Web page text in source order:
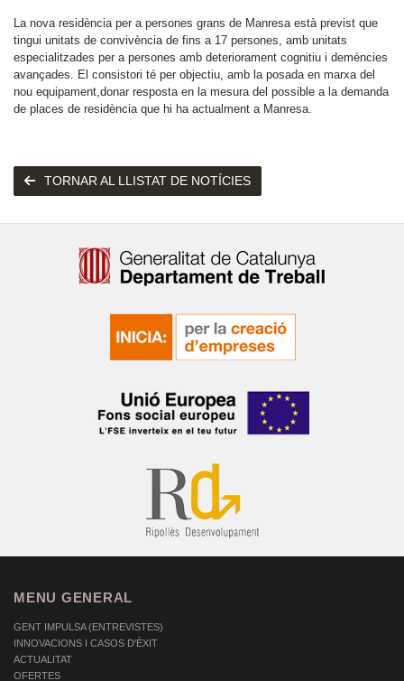
La nova residència per a persones grans de Manresa està previst que
tingui unitats de convivència de fins a 17 persones, amb unitats
especialitzades per a persones amb deteriorament cognitiu i demències
avançades. El consistori té per objectiu, amb la posada en marxa del
nou equipament,donar resposta en la mesura del possible a la demanda
de places de residència que hi ha actualment a Manresa.
TORNAR AL LLISTAT DE NOTÍCIES
MENU GENERAL
GENT IMPULSA (ENTREVISTES)
INNOVACIONS I CASOS D'ÈXIT
ACTUALITAT
OFERTES